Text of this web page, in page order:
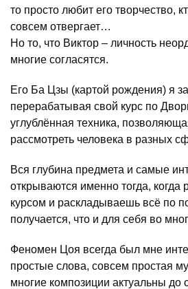
то просто любит его творчество,
совсем отвергает…
Но то, что Виктор – личность
многие согласятся.
Его Ба Цзы (картой рождения) я
перерабатывая свой курс по
углублённая техника,
рассмотреть человека в разных
Вся глубина предмета и самые
открываются именно тогда,
курсом и раскладываешь всё по
получается, что и для себя во
Феномен Цоя всегда был мне
простые слова, совсем простая
многие композиции актуальны до